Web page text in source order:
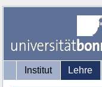
Institut Lehre